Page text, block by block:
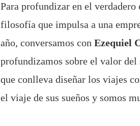
Para profundizar en el verdadero
filosofía que impulsa a una
año, conversamos con Ezequiel
profundizamos sobre el valor
que conlleva diseñar los viajes
el viaje de sus sueños y somos